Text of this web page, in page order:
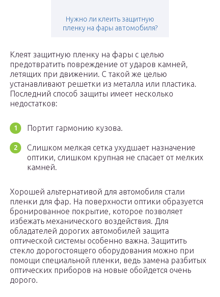
Нужно ли клеить защитную
пленку на фары автомобиля?
Клеят защитную пленку на фары с целью
предотвратить повреждение от ударов камней,
летящих при движении. С такой же целью
устанавливают решетки из металла или пластика.
Последний способ защиты имеет несколько
недостатков:
Портит гармонию кузова.
Слишком мелкая сетка ухудшает назначение
оптики, слишком крупная не спасает от мелких
камней.
Хорошей альтернативой для автомобиля стали
пленки для фар. На поверхности оптики образуется
бронированное покрытие, которое позволяет
избежать механического воздействия. Для
обладателей дорогих автомобилей защита
оптической системы особенно важна. Защитить
стекло дорогостоящего оборудования можно при
помощи специальной пленки, ведь замена разбитых
оптических приборов на новые обойдется очень
дорого.